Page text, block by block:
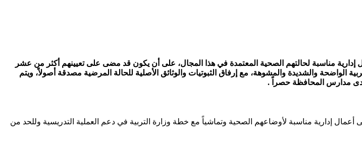
مناسبة لحالتهم الصحية المعتمدة في هذا المجال، على أن يكون قد مضى على تعيينهم أكثر من عشر
الواضحة والشديدة والمشوهة، مع إرفاق الثبوتيات والوثائق الأصلية للحالة المرضية مصدقة أصولاً، ويتم
مدارس المحافظة حصراً .
تحويل المعلمين والمدرسين إلى أعمال إدارية مناسبة لأوضاعهم الصحية وتماشياً مع خطة وزارة التربية في دعم العملية التدريسية وللحد من